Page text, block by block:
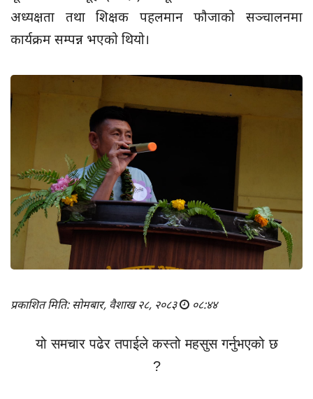
अध्यक्षता तथा शिक्षक पहलमान फौजाको सञ्चालनमा
कार्यक्रम सम्पन्न भएको थियो।
प्रकाशित मिति: सोमबार, वैशाख २८, २०८३ ०८:४४
यो समचार पढेर तपाईले कस्तो महसुस गर्नुभएको छ
?